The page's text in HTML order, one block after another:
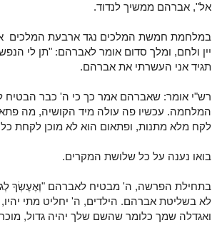
אל", אברהם ממשיך לנדוד.
במלחמת חמשת המלכים נגד ארבעת המלכים
יין ולחם, ומלך סדום אומר לאברהם: "תן לי
תגיד אני העשרתי את אברהם.
רש"י אומר: שאברהם אמר כך כי ה' כבר הבטיח
המלחמה. עכשיו פה עולה מיד הקושיה, מה
לקח מלא מתנות, ופתאום הוא לא מוכן לקחת
בואו נענה על כל שלושת המקרים.
בתחילת הפרשה, ה' מבטיח לאברהם "וְאֶעֶשְׂךָ
לא בשליטת אברהם. הילדים, ה' יחליט מתי
ואגדלה שמך כלומר שהשם שלך יהיה גדול,